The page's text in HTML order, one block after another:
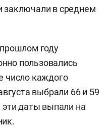
заключали в среднем
году
пользовались
число каждого
выбрали 66 и 59
эти даты выпали на